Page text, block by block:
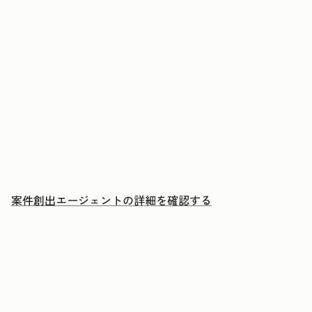
案件創出エージェントの詳細を確認する